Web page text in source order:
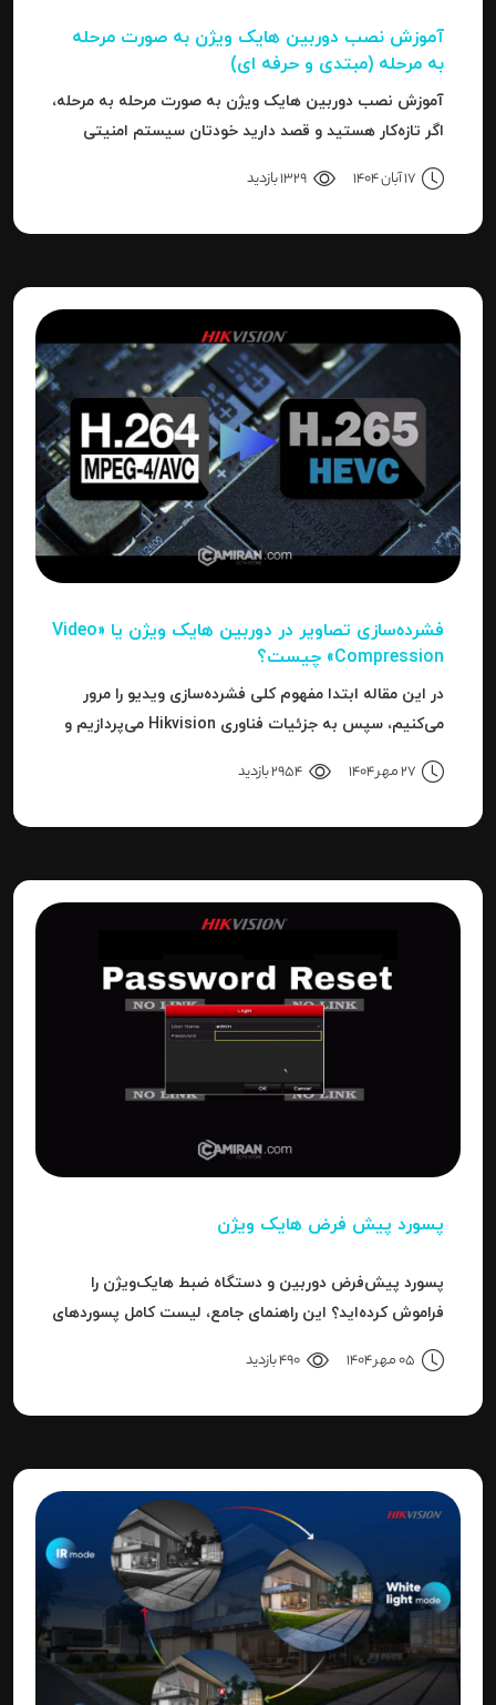
آموزش نصب دوربین هایک‌ ویژن به صورت مرحله‌
به‌ مرحله (مبتدی و حرفه ای)
آموزش نصب دوربین هایک‌ ویژن به صورت مرحله‌ به‌ مرحله،
اگر تازه‌کار هستید و قصد دارید خودتان سیستم امنیتی
دقیق‌تری را بدانید، این مقاله برای شما نوشته شده است.
17 آبان 1404 1329 بازدید
فشرده‌سازی تصاویر در دوربین‌ هایک ویژن یا «Video
Compression» چیست؟
در این مقاله ابتدا مفهوم کلی فشرده‌سازی ویدیو را مرور
می‌کنیم، سپس به جزئیات فناوری Hikvision می‌پردازیم و
نتیجه می‌رسیم.
27 مهر 1404 2954 بازدید
پسورد پیش فرض هایک ویژن
پسورد پیش‌فرض دوربین و دستگاه ضبط هایک‌ویژن را
فراموش کرده‌اید؟ این راهنمای جامع، لیست کامل پسوردهای
"Invalid Password" را آموزش می‌دهد.
05 مهر 1404 490 بازدید